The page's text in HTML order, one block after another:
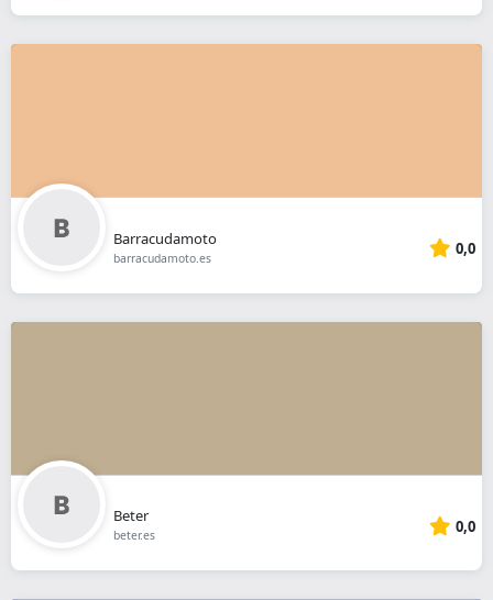
Barracudamoto
barracudamoto.es 0,0
Beter
beter.es 0,0